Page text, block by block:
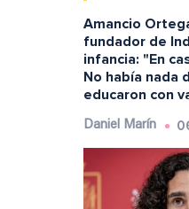
Amancio
fundador de
infancia: "En
No había nada
educaron con
Daniel Marín